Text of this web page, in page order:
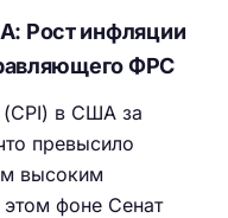
Рост инфляции
ФРС
(CPI) в США за
превысило
высоким
фоне Сенат